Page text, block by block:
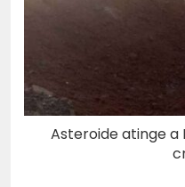
Asteroide atinge a